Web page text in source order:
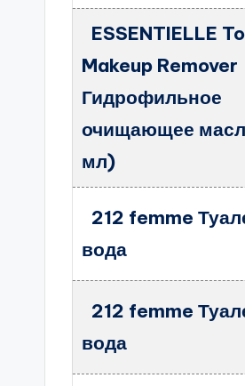
ESSENTIELLE
Makeup Remover
Гидрофильное
очищающее
мл)
212 femme
вода
212 femme
вода